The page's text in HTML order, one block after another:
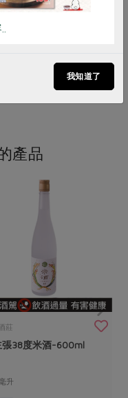
水(鹽水分離)為正
拌一下即可
號: 1-011-118002
產品
莊
張38度米酒-600ml
升
我知道了